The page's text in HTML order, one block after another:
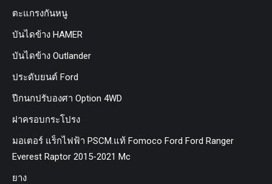
ตะแกรงกันหนู
บันไดข้าง HAMER
บันไดข้าง Outlander
ประดับยนต์ Ford
ปีกนกปรับองศา Option 4WD
ฝาครอบกระโปรง
มอเตอร์ แร็กไฟฟ้า PSCM.แท้ Fomoco Ford Ford Ranger
Everest Raptor 2015-2021 Mc
ยาง